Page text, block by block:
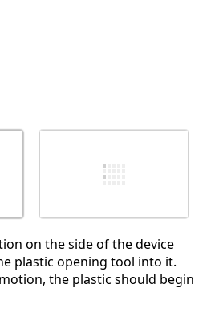
on the side of the device
plastic opening tool into it.
the plastic should begin